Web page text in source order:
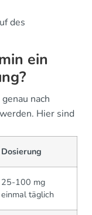
des
ein
nach
Hier sind
Dosierung
25-100 mg
einmal täglich